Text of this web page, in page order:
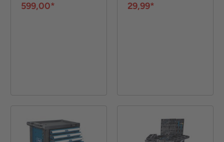
599,00* 29,99*